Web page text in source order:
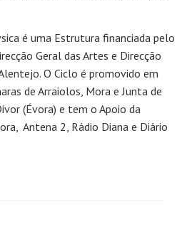
é uma Estrutura financiada pelo
Geral das Artes e Direcção
O Ciclo é promovido em
de Arraiolos, Mora e Junta de
(Évora) e tem o Apoio da
Antena 2, Rádio Diana e Diário